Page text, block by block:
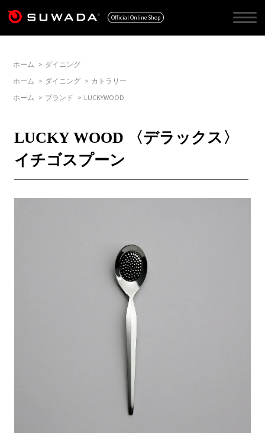
Official Online Shop
ホーム > ダイニング
ホーム > ダイニング > カトラリー
ホーム > ブランド > LUCKYWOOD
LUCKY WOOD 〈デラックス〉
イチゴスプーン